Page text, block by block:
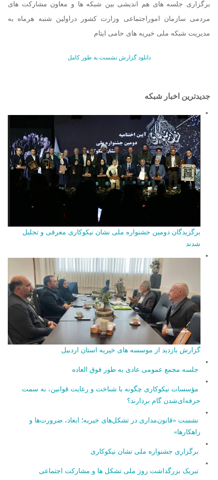
برگزاری جلسه های هم اندیشی بین شبکه ها و معاون مشارکت های
مردمی سازمان اموراجتماعی وزارت کشور دراولین شنبه هرماه به
مدیریت شبکه ملی خیریه های حامی ایتام
دانلود گزارش نشست به طور کامل
جدیدترین اخبار شبکه
برگزیدگان دومین جشنواره ملی نشان نیکوکاری معرفی و تجلیل
شدند
گزارش بازدید از موسسه های خیریه استان اردبیل
جلسه مجمع عمومی عادی به طور فوق العاده
مؤسسات نیکوکاری چگونه با شناخت و رعایت قوانین، به سمت
حرفه‎‌ای‌شدن گام بردارند؟
نشست «قانون‌مداری در تشکل‌های خیریه؛ ابعاد، ضرورت‌ها و
راهکارها»
برگزاری جشنواره ملی نشان نیکوکاری
تبریک بزرگداشت روز ملی تشکل ها و مشارکت اجتماعی